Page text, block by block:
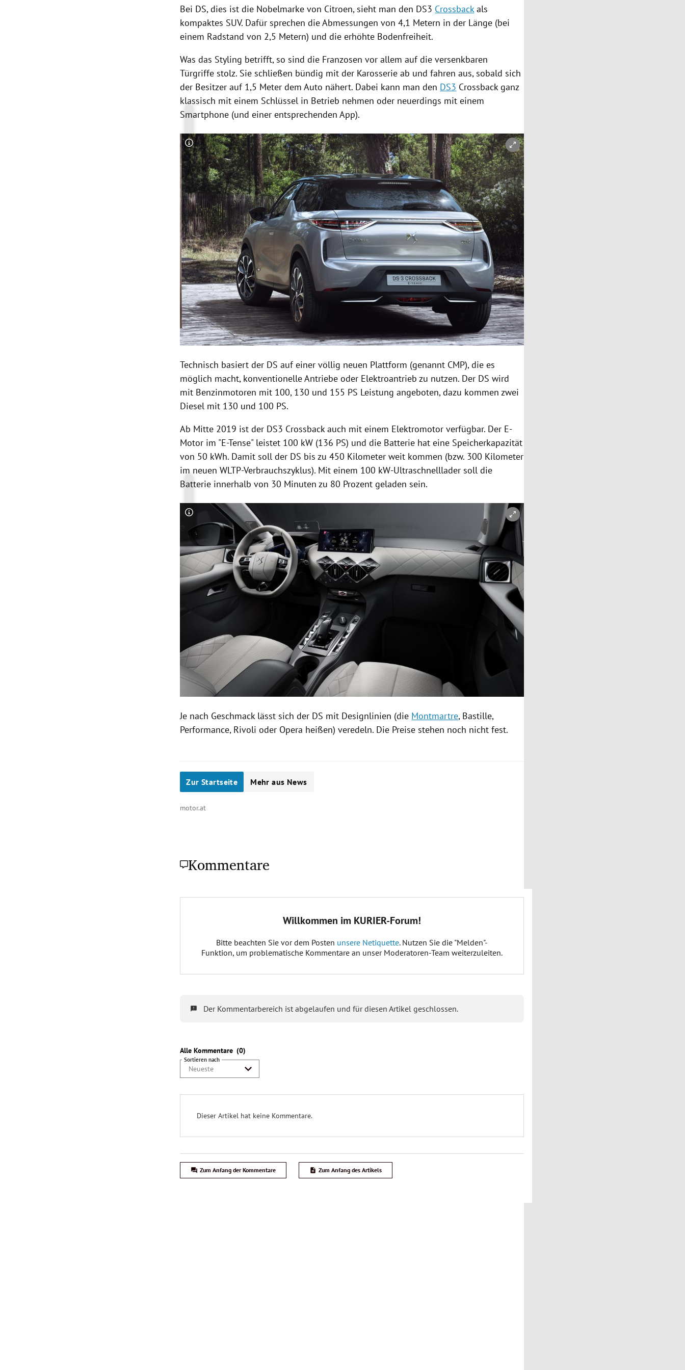
Bei DS, dies ist die Nobelmarke von Citroen, sieht man den DS3 Crossbackals
kompaktes SUV. Dafür sprechen dieAbmessungen von 4,1 Metern in der Länge (bei
einem Radstand von 2,5 Metern) und die erhöhte Bodenfreiheit.
Was das Styling betrifft, so sind die Franzosen vor allem auf die versenkbaren
Türgriffe stolz. Sie schließen bündig mit der Karosserie ab und fahren aus, sobald sich
der Besitzer auf 1,5 Meter demAuto nähert. Dabei kann man den DS3 Crossbackganz
klassisch mit einem Schlüssel in Betrieb nehmen oder neuerdings mit einem
Smartphone (und einer entsprechenden App).
Copyright-Hinweis öffnen/schließen
Technisch basiert der DS auf einer völlig neuen Plattform (genannt CMP), die es
möglich macht, konventionelle Antriebe oder Elektroantrieb zu nutzen. Der DS wird
mit Benzinmotoren mit 100, 130 und 155 PS Leistung angeboten, dazu kommen zwei
Diesel mit 130 und 100 PS.
Ab Mitte 2019 ist der DS3 Crossbackauch mit einem Elektromotor verfügbar. Der E-
Motor im "E-Tense" leistet 100 kW (136 PS) und die Batterie hat eine Speicherkapazität
von 50 kWh. Damit soll der DS bis zu 450 Kilometer weit kommen (bzw. 300 Kilometer
im neuen WLTP-Verbrauchszyklus). Mit einem 100 kW-Ultraschnelllader soll die
Batterie innerhalb von 30 Minuten zu 80 Prozent geladen sein.
Copyright-Hinweis öffnen/schließen
Je nach Geschmack lässt sich der DS mit Designlinien (die Montmartre, Bastille,
Performance, Rivoli oder Opera heißen) veredeln. Die Preise stehen noch nicht fest.
Zur Startseite Mehr aus News
motor.at
Kommentare